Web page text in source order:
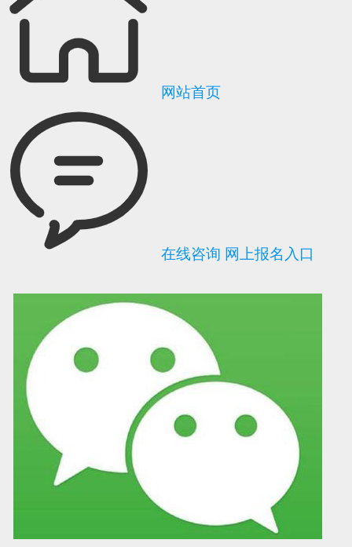
可信网站信用评 网络警察提醒你 诚信网站
网站首页
在线咨询 网上报名入口